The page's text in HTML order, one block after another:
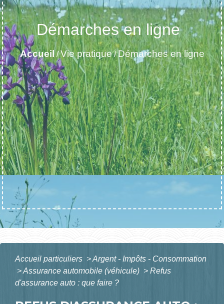
Démarches en ligne
Accueil /Vie pratique/Démarches en ligne
Accueil particuliers >Argent - Impôts - Consommation
>Assurance automobile (véhicule) > Refus
d'assurance auto : que faire ?